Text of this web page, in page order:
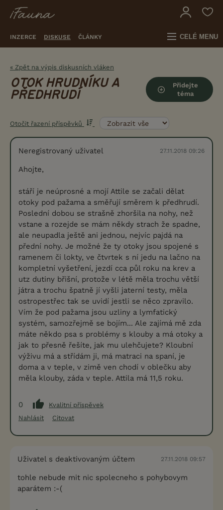
INZERCE DISKUSE ČLÁNKY CELÉ MENU
« Zpět na výpis diskusních vláken
OTOK HRUDNÍKU A
PŘEDHRUDÍ
Přidejte
téma
Otočit řazení příspěvků
Neregistrovaný uživatel 27.11.2018 09:26
Ahojte,
stáří je neúprosné a mojí Attile se začali dělat
otoky pod pažama a směřují směrem k předhrudí.
Poslední dobou se strašně zhoršila na nohy, než
vstane a rozejde se mám někdy strach že spadne,
ale neupadla ještě ani jednou, nejvíc pajdá na
přední nohy. Je možné že ty otoky jsou spojené s
ramenem či lokty, ve čtvrtek s ní jedu na lačno na
kompletní vyšetření, jezdí cca půl roku na krev a
utz dutiny břišní, protože v létě měla trochu větší
játra a trochu špatně jí vyšli jaterní testy, měla
ostropestřec tak se uvidí jestli se něco zpravilo.
Vím že pod pažama jsou uzliny a lymfatický
systém, samozřejmě se bojím... Ale zajímá mě zda
máte někdo psa s problémy s klouby a má otoky a
jak to přesně řešíte, jak mu ulehčujete? Kloubní
výživu má a střídám ji, má matraci na spaní, je
doma a v teple, v zimě ven chodí v oblečku aby
měla klouby, záda v teple. Attila má 11,5 roku.
0
Kvalitní příspěvek
Nahlásit
Citovat
Uživatel s deaktivovaným účtem 27.11.2018 09:57
tohle nebude mit nic spolecneho s pohybovym
aparátem :-(